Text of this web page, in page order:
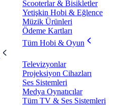
Scooterlar & Bisikletler
Yetişkin Hobi & Eğlence
Müzik Ürünleri
Ödeme Kartları
Tüm Hobi & Oyun
Televizyonlar
Projeksiyon Cihazları
Ses Sistemleri
Medya Oynatıcılar
Tüm TV & Ses Sistemleri